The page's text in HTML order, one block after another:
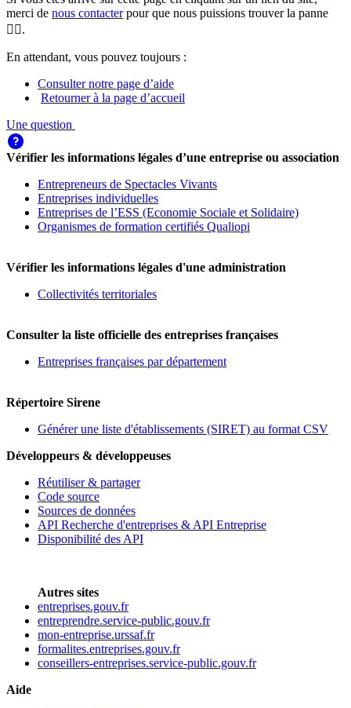
merci de nous contacterpour que nous puissions trouver la panne
🕵️‍♀️.
En attendant, vous pouvez toujours :
Consulter notre page d’aide
Retourner à la page d’accueil
Une question
Vérifier les informations légales d’une entreprise ou association
Entrepreneurs de Spectacles Vivants
Entreprises individuelles
Entreprises de l’ESS (Economie Sociale et Solidaire)
Organismes de formation certifiés Qualiopi
Vérifier les informations légales d'une administration
Collectivités territoriales
Consulter la liste officielle des entreprises françaises
Entreprises françaises par département
Répertoire Sirene
Générer une liste d'établissements (SIRET) au format CSV
Développeurs & développeuses
Réutiliser & partager
Code source
Sources de données
API Recherche d'entreprises & API Entreprise
Disponibilité des API
Autres sites
entreprises.gouv.fr
entreprendre.service-public.gouv.fr
mon-entreprise.urssaf.fr
formalites.entreprises.gouv.fr
conseillers-entreprises.service-public.gouv.fr
Aide